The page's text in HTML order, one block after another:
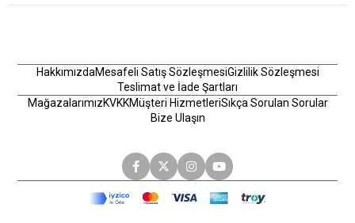
HakkımızdaMesafeli Satış SözleşmesiGizlilik Sözleşmesi
Teslimat ve İade Şartları
MağazalarımızKVKKMüşteri HizmetleriSıkça Sorulan Sorular
Bize Ulaşın